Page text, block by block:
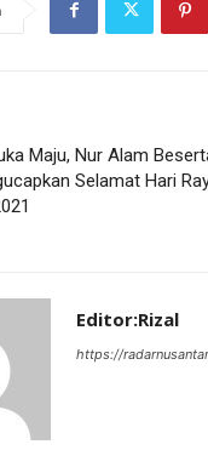
Maju, Nur Alam
Selamat Hari
Editor:Rizal
https://